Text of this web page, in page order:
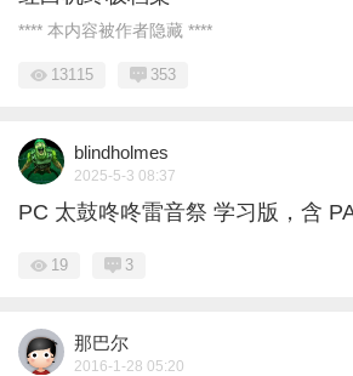
**** 本内容被作者隐藏 ****
13115 353
blindholmes
2025-5-3 08:37
PC 太鼓咚咚雷音祭 学习版，含
19 3
那巴尔
2016-1-28 05:20